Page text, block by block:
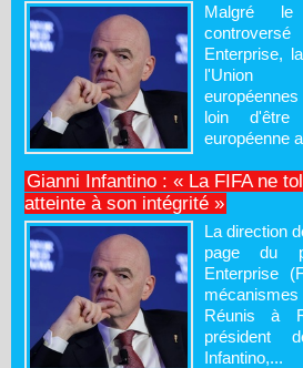
Malgré
Enterprise,
l'Union
loin d'être
européenne
Gianni Infantino : « La FIFA ne
atteinte à son intégrité »
La direction
page du
Enterprise
Réunis à
président
Infantino,...